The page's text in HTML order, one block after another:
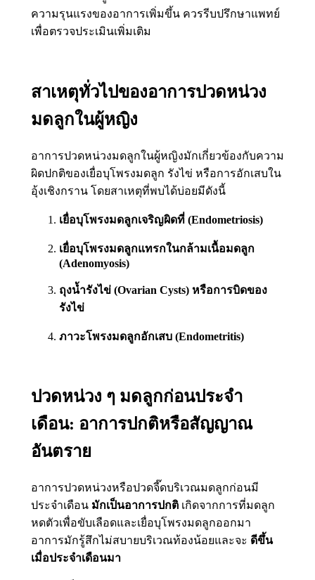
ความรุนแรงของอาการเพิ่มขึ้น ควรรีบปรึกษาแพทย์
เพื่อตรวจประเมินเพิ่มเติม
สาเหตุทั่วไปของอาการปวดหน่วง
มดลูกในผู้หญิง
อาการปวดหน่วงมดลูกในผู้หญิงมักเกี่ยวข้องกับความ
ผิดปกติของเยื่อบุโพรงมดลูก รังไข่ หรือการอักเสบใน
อุ้งเชิงกราน โดยสาเหตุที่พบได้บ่อยมีดังนี้
เยื่อบุโพรงมดลูกเจริญผิดที่ (Endometriosis)
เยื่อบุโพรงมดลูกแทรกในกล้ามเนื้อมดลูก
(Adenomyosis)
ถุงน้ำรังไข่ (Ovarian Cysts) หรือการบิดของ
รังไข่
ภาวะโพรงมดลูกอักเสบ (Endometritis)
ปวดหน่วง ๆ มดลูกก่อนประจำ
เดือน: อาการปกติหรือสัญญาณ
อันตราย
อาการปวดหน่วงหรือปวดจี๊ดบริเวณมดลูกก่อนมี
ประจำเดือน มักเป็นอาการปกติเกิดจากการที่มดลูก
หดตัวเพื่อขับเลือดและเยื่อบุโพรงมดลูกออกมา
อาการมักรู้สึกไม่สบายบริเวณท้องน้อยและจะ ดีขึ้น
เมื่อประจำเดือนมา